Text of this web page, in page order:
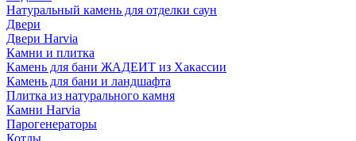
Натуральный камень для отделки саун
Двери
Двери Harvia
Камни и плитка
Камень для бани ЖАДЕИТ из Хакассии
Камень для бани и ландшафта
Плитка из натурального камня
Камни Harvia
Парогенераторы
Котлы